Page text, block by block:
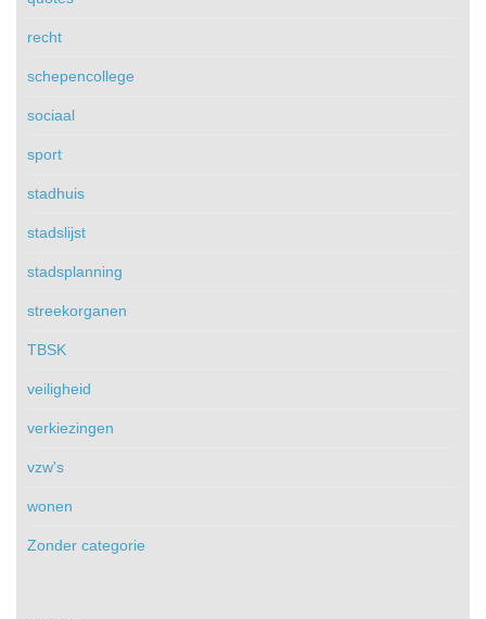
recht
schepencollege
sociaal
sport
stadhuis
stadslijst
stadsplanning
streekorganen
TBSK
veiligheid
verkiezingen
vzw's
wonen
Zonder categorie